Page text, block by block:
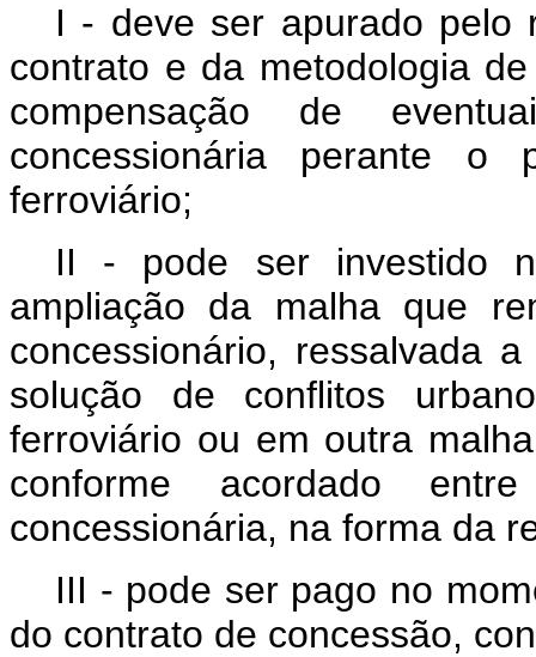
I - deve ser apurado pelo
contrato e da metodologia
compensação de
concessionária perante o
ferroviário;
II - pode ser investido
ampliação da malha que
concessionário, ressalvada
solução de conflitos
ferroviário ou em outra
conforme acordado
concessionária, na forma da
III - pode ser pago no
do contrato de concessão,